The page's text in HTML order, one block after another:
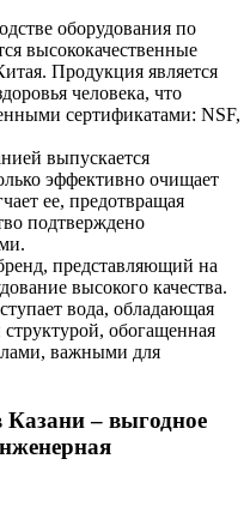
оборудования по
высококачественные
Продукция является
человека, что
сертификатами: NSF,
выпускается
эффективно очищает
ее, предотвращая
подтверждено
представляющий на
высокого качества.
вода, обладающая
обогащенная
важными для
– выгодное